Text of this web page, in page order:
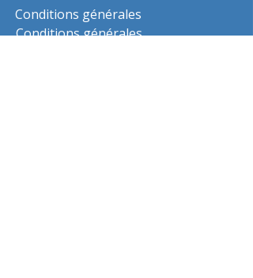
Conditions générales
Conditions générales